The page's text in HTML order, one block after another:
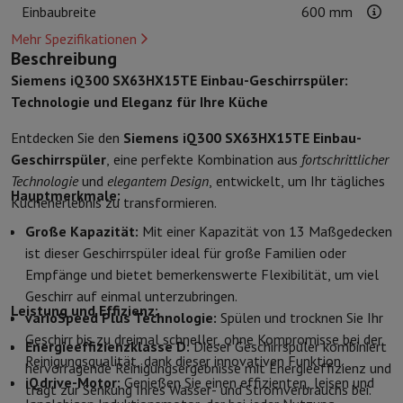
Kuechenzubehoer
Thermometer
Küchenutensilien
Küchenmesser
Gebaeckutensilien
TischkulturBesteckGläserService
GetränkezubehörKaffee & Tee Wein Karaffen & Becher
AufbewahrenBrotkästenMülleimer
Pflege & Gesundheit
ZahnbürsteElektrische ZahnbürsteZahnbürstenzubehör
HaarpflegeHaarglätterHaartrockner
BeautyGesichtspflege SpiegelBeauty-Accessoires
Rasur HaarschneidemaschineElektrischer RasiererBodygrooming
HaarentfernungLadyshaveEpiliergerätEpilierer von gepulstem
MassageMassage der FüßeMassage des Rückens
WellnessPersonenwaageBlutdruckmessgerätKreislaufstimulator
Telefonie & Navigation
SmartphonesAlle SmartphonesApple iPhoneiPhone 17iPhone Air
Generalüberholte SmartphonesGeneralüberholte Smartphones
Verbundene UhrenSmartwatchApple WatchSamsung Galaxy
Einbaubreite
600 mm
Mehr Spezifikationen
Beschreibung
Siemens iQ300 SX63HX15TE Einbau-Geschirrspüler:
Technologie und Eleganz für Ihre Küche
Entdecken Sie den Siemens iQ300 SX63HX15TE Einbau-
Geschirrspüler, eine perfekte Kombination aus fortschrittlicher
Technologieund elegantem Design, entwickelt, um Ihr tägliches
Küchenerlebnis zu transformieren.
Hauptmerkmale:
Große Kapazität: Mit einer Kapazität von 13 Maßgedecken
ist dieser Geschirrspüler ideal für große Familien oder
Empfänge und bietet bemerkenswerte Flexibilität, um viel
Geschirr auf einmal unterzubringen.
varioSpeed Plus Technologie: Spülen und trocknen Sie Ihr
Geschirr bis zu dreimal schneller, ohne Kompromisse bei der
Reinigungsqualität, dank dieser innovativen Funktion.
iQdrive-Motor: Genießen Sie einen effizienten, leisen und
Leistung und Effizienz:
Energieeffizienzklasse D:Dieser Geschirrspüler kombiniert
hervorragende Reinigungsergebnisse mit Energieeffizienz und
trägt zur Senkung Ihres Wasser- und Stromverbrauchs bei.